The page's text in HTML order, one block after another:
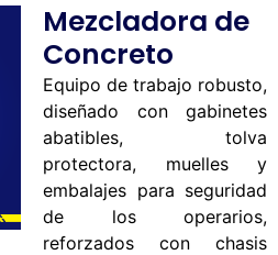
Mezcladora de
Concreto
Equipo de trabajo robusto,
diseñado con gabinetes
abatibles, tolva
protectora, muelles y
embalajes para seguridad
de los operarios,
reforzados con chasis